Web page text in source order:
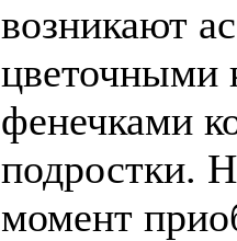
возникают
цветочными
фенечками
подростки.
момент